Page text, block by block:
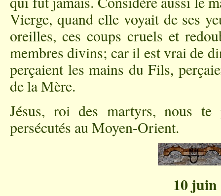
Vierge, quand elle voyait de ses
oreilles, ces coups cruels et
membres divins; car il est vrai de
perçaient les mains du Fils,
de la Mère.
Jésus, roi des martyrs, nous te
persécutés au Moyen-Orient.
10 juin